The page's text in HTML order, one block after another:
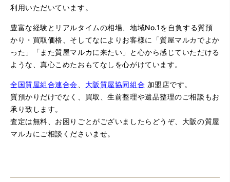
利用いただいています。
豊富な経験とリアルタイムの相場、地域No.1を自負する質預
かり・買取価格、そしてなによりお客様に「質屋マルカでよか
った」「また質屋マルカに来たい」と心から感じていただける
ような、真心こめたおもてなしを心がけています。
全国質屋組合連合会 大阪質屋協同組合 加盟店です。
質預かりだけでなく、買取、生前整理や遺品整理のご相談もお
承り致します。
査定は無料、お困りごとがございましたらどうぞ、大阪の質屋
マルカにご相談くださいませ。